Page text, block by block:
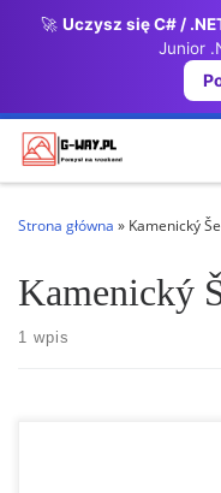
🚀 Uczysz się C# /
Junior
Przejdź do treści
Strona główna » Kamenický
Kamenický
1 wpis